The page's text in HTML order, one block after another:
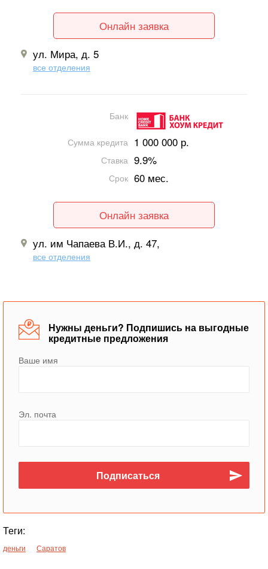
Онлайн заявка
ул. Мира, д. 5
все отделения
Банк
Сумма кредита 1 000 000 р.
Ставка 9.9%
Срок 60 мес.
Онлайн заявка
ул. им Чапаева В.И., д. 47,
все отделения
Нужны деньги? Подпишись на выгодные
кредитные предложения
Ваше имя
Эл. почта
Теги:
деньги Саратов